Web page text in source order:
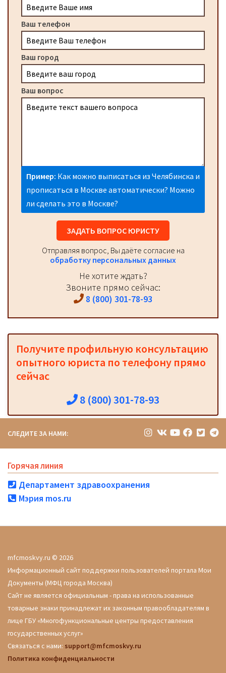
Ваш телефон
Ваш город
Ваш вопрос
Пример: Как можно выписаться из Челябинска и
прописаться в Москве автоматически? Можно
ли сделать это в Москве?
ЗАДАТЬ ВОПРОС ЮРИСТУ
Отправляя вопрос, Вы даёте согласие на
обработку персональных данных
Не хотите ждать?
Звоните прямо сейчас:
8 (800) 301-78-93
Получите профильную консультацию
опытного юриста по телефону прямо
сейчас
8 (800) 301-78-93
СЛЕДИТЕ ЗА НАМИ:
Горячая линия
Департамент здравоохранения
Мэрия mos.ru
mfcmoskvy.ru © 2026
Информационный сайт поддержки пользователей портала Мои
Документы (МФЦ города Москва)
Сайт не является официальным - права на использованные
товарные знаки принадлежат их законным правообладателям в
лице ГБУ «Многофункциональные центры предоставления
государственных услуг»
Связаться с нами: support@mfcmoskvy.ru
Политика конфиденциальности